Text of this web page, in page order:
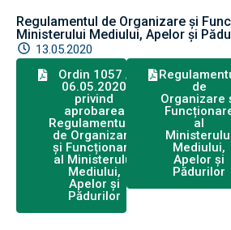
Regulamentul de Organizare și
Ministerului Mediului, Apelor și
13.05.2020
Ordin 1057 /
06.05.2020
privind
aprobarea
Regulamentului
de Organizare
și Funcționare
al Ministerului
Mediului,
Apelor și
Pădurilor
de
Organizare
al
Mediului,
Apelor și
Pădurilor